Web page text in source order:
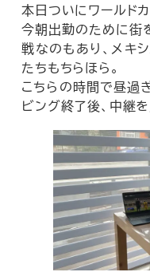
本日ついにワールド
今朝出勤のために街
戦なのもあり、メキ
たちもちらほら。
こちらの時間で昼過
ビング終了後、中継を